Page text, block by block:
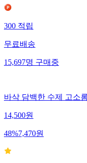
300 적립
무료배송
15,697명 구매중
바삭 담백한 수제 고소
14,500원
48%7,470원